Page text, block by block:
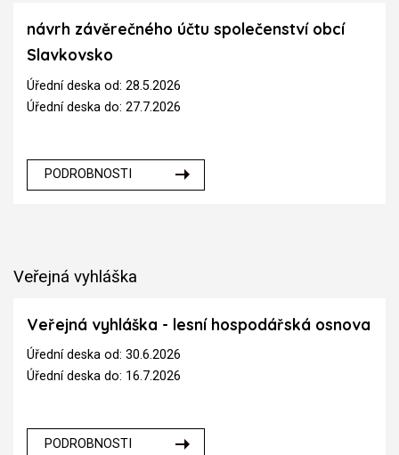
návrh závěrečného účtu společenství obcí
Slavkovsko
Úřední deska od: 28.5.2026
Úřední deska do: 27.7.2026
PODROBNOSTI
Veřejná vyhláška
Veřejná vyhláška - lesní hospodářská osnova
Úřední deska od: 30.6.2026
Úřední deska do: 16.7.2026
PODROBNOSTI